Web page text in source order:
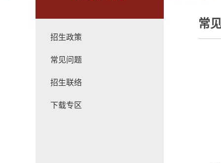
招生政策
常见问题
招生联络
下载专区
常